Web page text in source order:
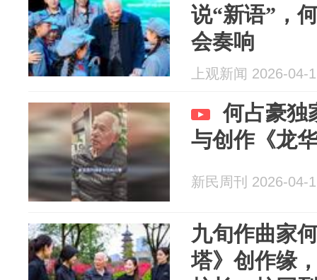
说“新语”，
会奏响
上观新闻 2026-04-
何占豪独
与创作《龙
新民周刊 2026-04-
九旬作曲家
塔》创作缘